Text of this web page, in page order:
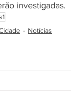
investigadas.
Notícias